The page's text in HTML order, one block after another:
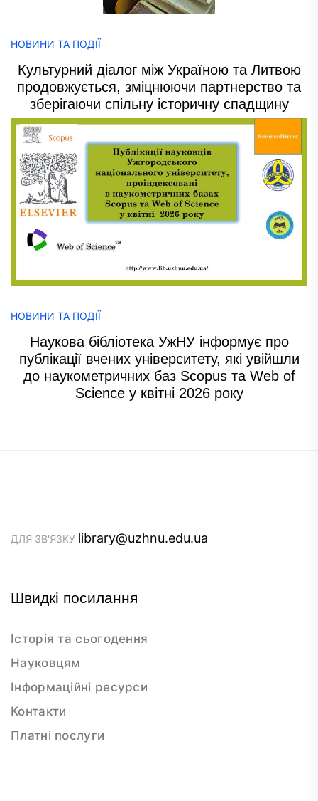
НОВИНИ ТА ПОДІЇ
Культурний діалог між Україною та Литвою
продовжується, зміцнюючи партнерство та
зберігаючи спільну історичну спадщину
НОВИНИ ТА ПОДІЇ
Наукова бібліотека УжНУ інформує про
публікації вчених університету, які увійшли
до наукометричних баз Scopus та Web of
Science у квітні 2026 року
ДЛЯ ЗВ'ЯЗКУ library@uzhnu.edu.ua
Швидкі посилання
Історія та сьогодення
Науковцям
Інформаційні ресурси
Контакти
Платні послуги